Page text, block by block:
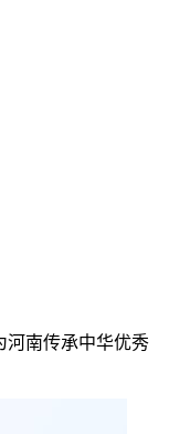
河南传承中华优秀